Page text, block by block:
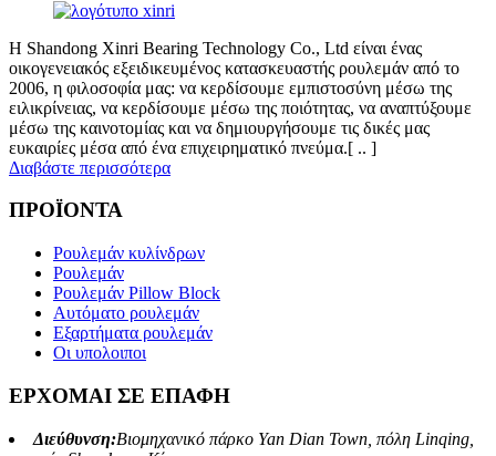
Η Shandong Xinri Bearing Technology Co., Ltd είναι ένας
οικογενειακός εξειδικευμένος κατασκευαστής ρουλεμάν από το
2006, η φιλοσοφία μας: να κερδίσουμε εμπιστοσύνη μέσω της
ειλικρίνειας, να κερδίσουμε μέσω της ποιότητας, να αναπτύξουμε
μέσω της καινοτομίας και να δημιουργήσουμε τις δικές μας
ευκαιρίες μέσα από ένα επιχειρηματικό πνεύμα.[ .. ]
Διαβάστε περισσότερα
ΠΡΟΪΟΝΤΑ
Ρουλεμάν κυλίνδρων
Ρουλεμάν
Ρουλεμάν Pillow Block
Αυτόματο ρουλεμάν
Εξαρτήματα ρουλεμάν
Οι υπολοιποι
ΕΡΧΟΜΑΙ ΣΕ ΕΠΑΦΗ
Διεύθυνση:Βιομηχανικό πάρκο Yan Dian Town, πόλη Linqing,